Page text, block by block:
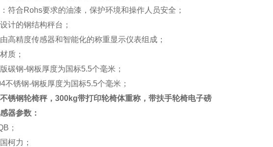
符合Rohs要求的油漆，保护环境和操作人员安全；
计的钢结构秤台；
高精度传感器和智能化的称重显示仪表组成；
质；
碳钢-钢板厚度为国标5.5个毫米；
不锈钢-钢板厚度为国标5.5个毫米；
锈钢轮椅秤，300kg带打印轮椅体重称，带扶手轮椅电子磅
器参数：
；
柯力；